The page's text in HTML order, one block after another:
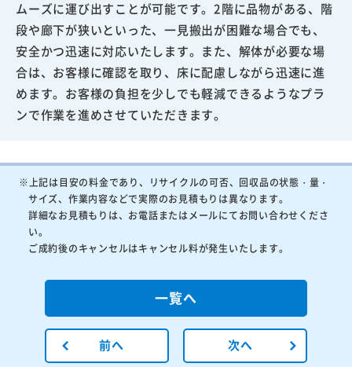
ムーズに運び出すことが可能です。2階に品物がある、階
段や廊下が狭いといった、一見搬出が困難な場合でも、
安全かつ迅速に対応いたします。また、解体が必要な場
合は、お客様に確認を取り、床に配慮しながら迅速に進
めます。お客様の負担を少しでも軽減できるようなプラ
ンで作業を進めさせていただきます。
※上記は目安の料金であり、リサイクルの可否、回収品の状態・量・
サイズ、作業内容などで実際のお見積もりは異なります。
詳細なお見積もりは、お電話またはメールにてお問い合わせくださ
い。
ご成約後のキャンセルはキャンセル料が発生いたします。
前へ
一覧へ
次へ